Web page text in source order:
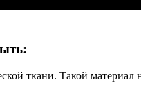
ткани. Такой